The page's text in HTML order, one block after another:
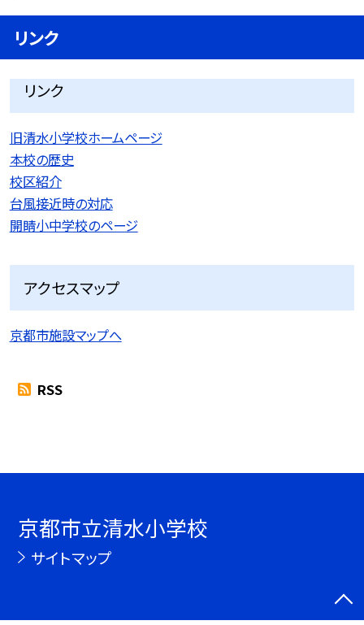
リンク
リンク
旧清水小学校ホームページ
本校の歴史
校区紹介
台風接近時の対応
開睛小中学校のページ
アクセスマップ
京都市施設マップへ
RSS
京都市立清水小学校
サイトマップ